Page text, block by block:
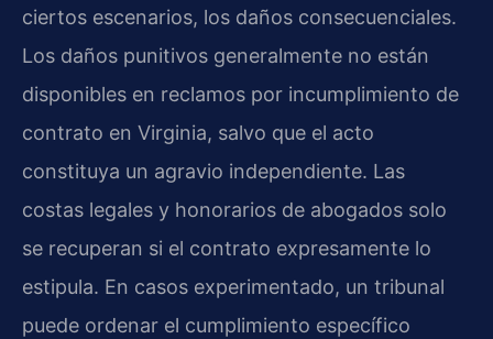
ciertos escenarios, los daños consecuenciales.
Los daños punitivos generalmente no están
disponibles en reclamos por incumplimiento de
contrato en Virginia, salvo que el acto
constituya un agravio independiente. Las
costas legales y honorarios de abogados solo
se recuperan si el contrato expresamente lo
estipula. En casos experimentado, un tribunal
puede ordenar el cumplimiento específico